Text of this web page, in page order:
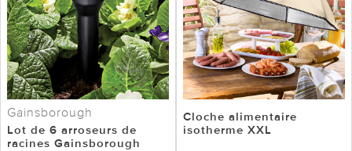
Gainsborough
Lot de 6 arroseurs de
racines Gainsborough
Cloche alimentaire
isotherme XXL